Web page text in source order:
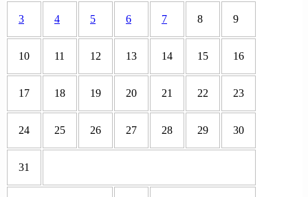
3 4 5 6 7 8 9
10 11 12 13 14 15 16
17 18 19 20 21 22 23
24 25 26 27 28 29 30
31